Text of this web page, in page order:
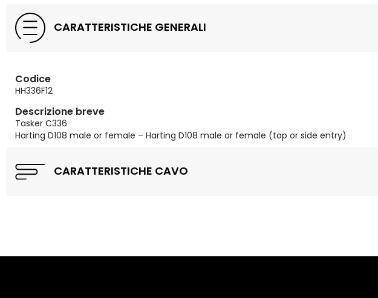
CARATTERISTICHE GENERALI
Codice
HH336F12
Descrizione breve
Tasker C336
Harting D108 male or female – Harting D108 male or female (top or side entry)
CARATTERISTICHE CAVO